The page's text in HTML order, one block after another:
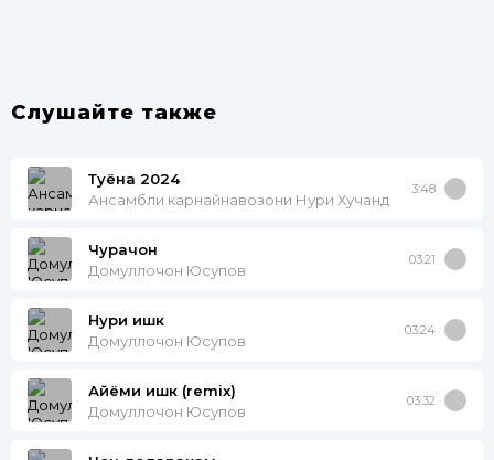
Слушайте также
Туёна 2024
Ансамбли карнайнавозони Нури Хучанд
3:48
Чурачон
Домуллочон Юсупов
03:21
Нури ишк
Домуллочон Юсупов
03:24
Айёми ишк (remix)
Домуллочон Юсупов
03:32